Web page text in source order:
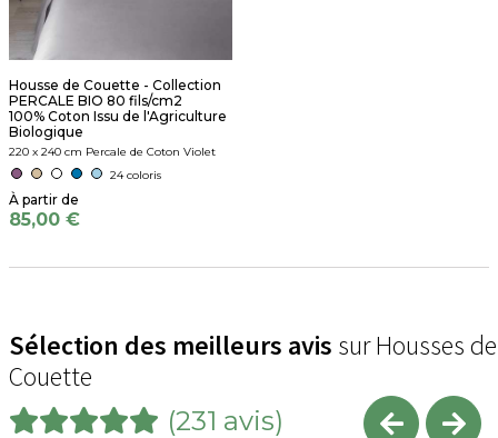
Housse de Couette - Collection
PERCALE BIO 80 fils/cm2
100% Coton Issu de l'Agriculture
Biologique
220 x 240 cm Percale de Coton Violet
24 coloris
85,00 €
Sélection des meilleurs avis sur Housses de
Couette
(231 avis)